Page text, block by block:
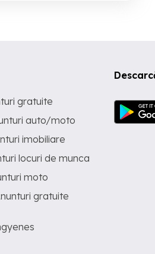
gratuite
auto/moto
imobiliare
locuri de munca
moto
gratuite